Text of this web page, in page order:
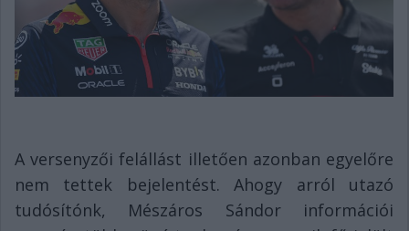
A versenyzői felállást illetően azonban egyelőre
nem tettek bejelentést. Ahogy arról utazó
tudósítónk, Mészáros Sándor információi